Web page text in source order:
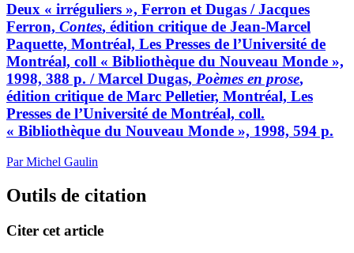
Deux « irréguliers », Ferron et Dugas / Jacques
Ferron, Contes, édition critique de Jean-Marcel
Paquette, Montréal, Les Presses de l’Université de
Montréal, coll « Bibliothèque du Nouveau Monde »,
1998, 388 p. / Marcel Dugas, Poèmes en prose,
édition critique de Marc Pelletier, Montréal, Les
Presses de l’Université de Montréal, coll.
« Bibliothèque du Nouveau Monde », 1998, 594 p.
Par Michel Gaulin
Outils de citation
Citer cet article